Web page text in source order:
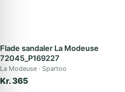
Flade sandaler La Modeuse
72045_P169227
La Modeuse Spartoo
Kr. 365